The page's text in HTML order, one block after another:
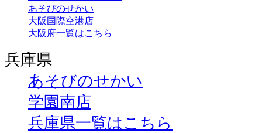
あそびのせかい
大阪国際空港店
大阪府一覧はこちら
兵庫県
あそびのせかい
学園南店
兵庫県一覧はこちら